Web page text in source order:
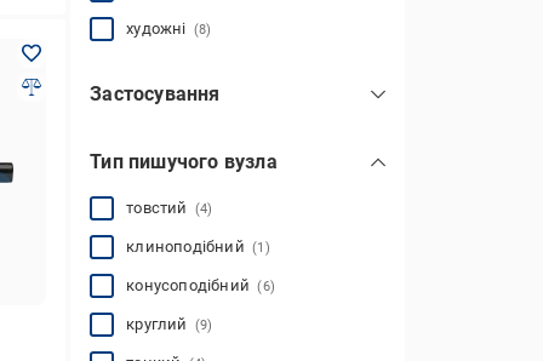
художні (8)
Застосування
для малювання(5)
Тип пишучого вузла
товстий (4)
клиноподібний(1)
конусоподібний(6)
круглий (9)